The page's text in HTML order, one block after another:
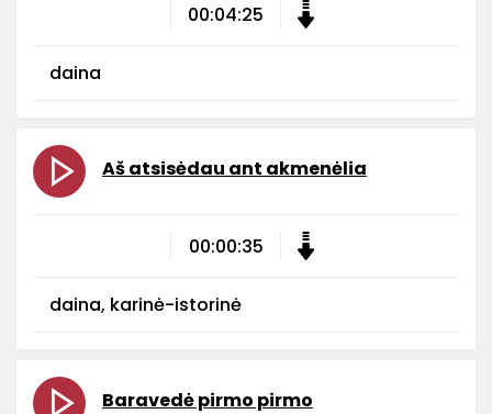
00:04:25
daina
Aš atsisėdau ant akmenėlia
00:00:35
daina, karinė-istorinė
Baravedė pirmo pirmo